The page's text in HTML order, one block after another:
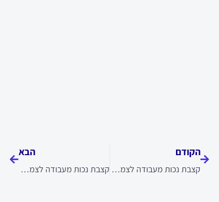
הקודם
קצבת נכות מעבודה לצמיתות
הבא
קצבת נכות מעבודה לצמיתות